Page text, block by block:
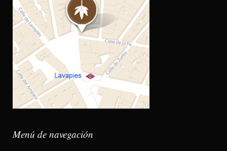
Menú de navegación